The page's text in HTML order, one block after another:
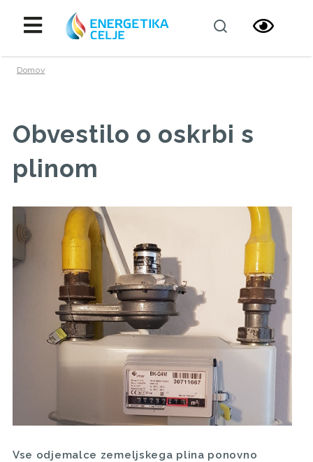
Domov
Obvestilo o oskrbi s
plinom
Vse odjemalce zemeljskega plina ponovno